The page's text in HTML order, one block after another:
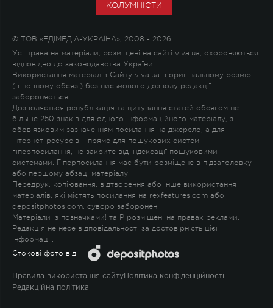
КОЛУМНІСТИ
© ТОВ «ЕДІМЕДІА-УКРАЇНА», 2008 - 2026
Усі права на матеріали, розміщені на сайті viva.ua, охороняються
відповідно до законодавства України.
Використання матеріалів Сайту viva.ua в оригінальному розмірі
(в повному обсязі) без письмового дозволу редакції
забороняється.
Дозволяється републікація та цитування статей обсягом не
більше 250 знаків для одного інформаційного матеріалу, з
обов'язковим зазначенням посилання на джерело, а для
Інтернет-ресурсів – пряме для пошукових систем
гіперпосилання, не закрите від індексації пошуковими
системами. Гіперпосилання має бути розміщене в підзаголовку
або першому абзаці матеріалу.
Передрук, копіювання, відтворення або інше використання
матеріалів, які містять посилання на rexfeatures.com або
depositphotos.com, суворо заборонені.
Матеріали із позначками! та P розміщені на правах реклами.
Редакція не несе відповідальності за достовірність цієї
інформації.
Стокові фото від:
Правила використання сайту Політика конфіденційності
Редакційна політика